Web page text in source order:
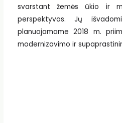
svarstant žemės ūkio ir
perspektyvas. Jų
planuojamame 2018 m.
modernizavimo ir